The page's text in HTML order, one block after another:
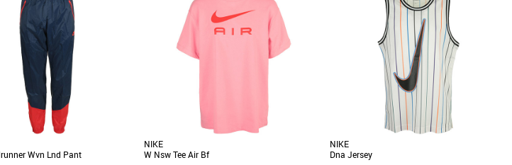
pas cher et Promos Vêtements
est parfait à porter pour les
Doux, agréable et léger,
Vêtements pas cher et Promos Vêtements
Un style J-O-R-D-A-N de la tête aux pieds. Ce
débardeur léger est idéal pour la saison, avec
Vêtements pas cher et Promos Vêtements
Ce haut Jordan est parfait à porter pour les
saisons estivales. Doux, agréable et léger,
Wvn Lnd Pant
NIKE
W Nsw Tee Air Bf
NIKE
Dna Jersey